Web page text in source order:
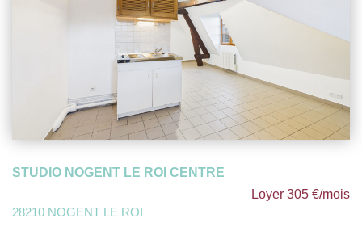
STUDIO NOGENT LE ROI CENTRE
Loyer 305 €/mois
28210 NOGENT LE ROI